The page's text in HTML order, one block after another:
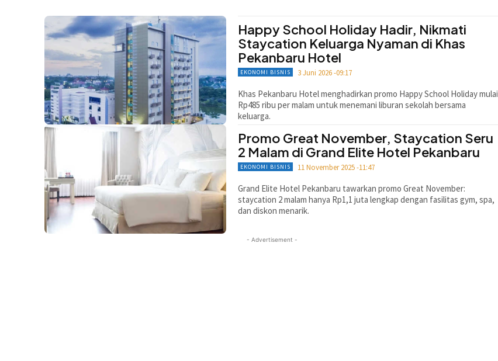
Happy School Holiday Hadir, Nikmati
Staycation Keluarga Nyaman di Khas
Pekanbaru Hotel
EKONOMI BISNIS 3 Juni 2026 -09:17
Khas Pekanbaru Hotel menghadirkan promo Happy School Holiday mulai
Rp485 ribu per malam untuk menemani liburan sekolah bersama
keluarga.
Promo Great November, Staycation Seru
2 Malam di Grand Elite Hotel Pekanbaru
EKONOMI BISNIS 11 November 2025 -11:47
Grand Elite Hotel Pekanbaru tawarkan promo Great November:
staycation 2 malam hanya Rp1,1 juta lengkap dengan fasilitas gym, spa,
dan diskon menarik.
- Advertisement -